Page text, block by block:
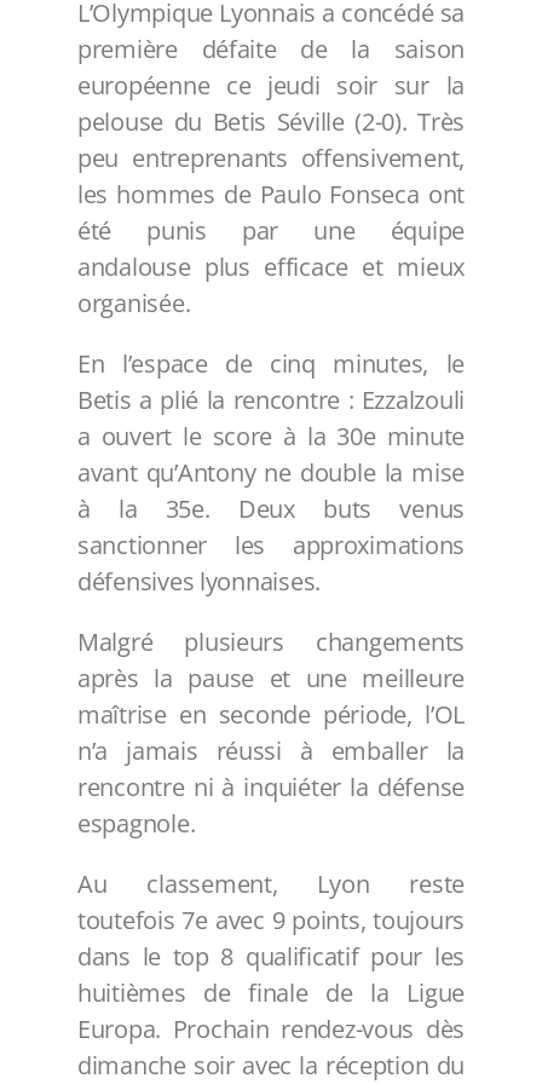
L’Olympique Lyonnais a concédé sa
première défaite de la saison
européenne ce jeudi soir sur la
pelouse du Betis Séville (2-0). Très
peu entreprenants offensivement,
les hommes de Paulo Fonseca ont
été punis par une équipe
andalouse plus efficace et mieux
organisée.
En l’espace de cinq minutes, le
Betis a plié la rencontre : Ezzalzouli
a ouvert le score à la 30e minute
avant qu’Antony ne double la mise
à la 35e. Deux buts venus
sanctionner les approximations
défensives lyonnaises.
Malgré plusieurs changements
après la pause et une meilleure
maîtrise en seconde période, l’OL
n’a jamais réussi à emballer la
rencontre ni à inquiéter la défense
espagnole.
Au classement, Lyon reste
toutefois 7e avec 9 points, toujours
dans le top 8 qualificatif pour les
huitièmes de finale de la Ligue
Europa. Prochain rendez-vous dès
dimanche soir avec la réception du